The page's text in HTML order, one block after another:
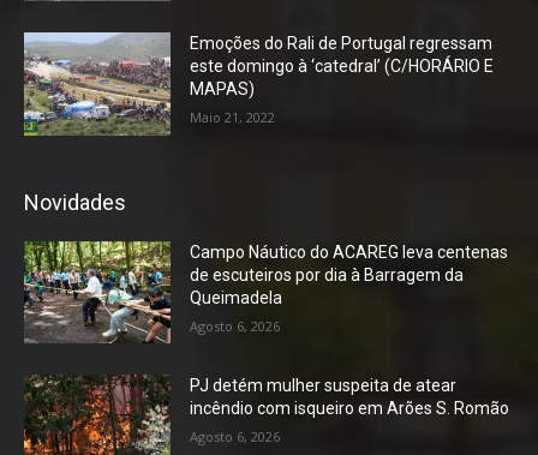
Emoções do Rali de Portugal regressam
este domingo à ‘catedral’ (C/HORÁRIO E
MAPAS)
Maio 21, 2022
Novidades
Campo Náutico do ACAREG leva centenas
de escuteiros por dia à Barragem da
Queimadela
Agosto 6, 2026
PJ detém mulher suspeita de atear
incêndio com isqueiro em Arões S. Romão
Agosto 6, 2026